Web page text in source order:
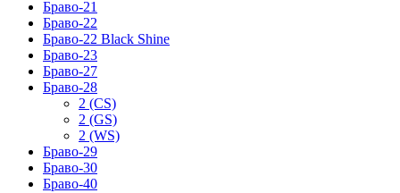
Браво-21
Браво-22
Браво-22 Black Shine
Браво-23
Браво-27
Браво-28
2 (CS)
2 (GS)
2 (WS)
Браво-29
Браво-30
Браво-40